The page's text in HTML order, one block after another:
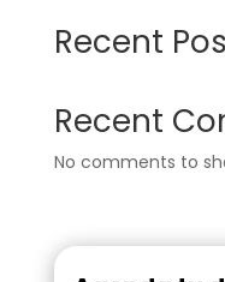
Recent
Recent
No comments to